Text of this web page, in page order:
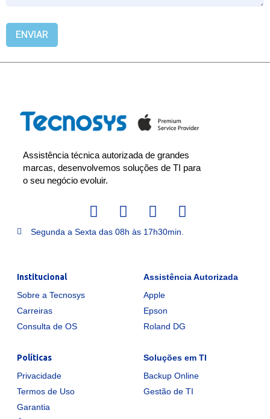
Assistência técnica autorizada de grandes
marcas, desenvolvemos soluções de TI para
o seu negócio evoluir.
Segunda a Sexta das 08h às 17h30min.
Institucional
Sobre a Tecnosys
Carreiras
Consulta de OS
Políticas
Privacidade
Termos de Uso
Garantia
Assistência Autorizada
Apple
Epson
Roland DG
Soluções em TI
Backup Online
Gestão de TI